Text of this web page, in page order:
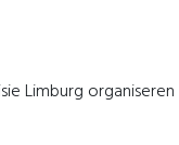
Limburg